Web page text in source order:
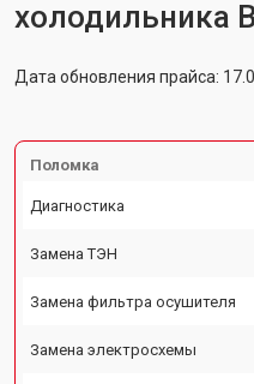
холодильника
Дата обновления прайса:
Поломка
Диагностика
Замена ТЭН
Замена фильтра осушителя
Замена электросхемы